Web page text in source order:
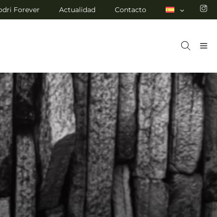
Forever Actualidad Contacto